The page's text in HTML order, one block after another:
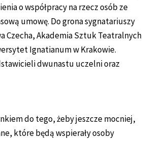
o współpracy na rzecz osób ze
umowę. Do grona sygnatariuszy
Czecha, Akademia Sztuk Teatralnych
Ignatianum w Krakowie.
dwunastu uczelni oraz
do tego, żeby jeszcze mocniej,
które będą wspierały osoby